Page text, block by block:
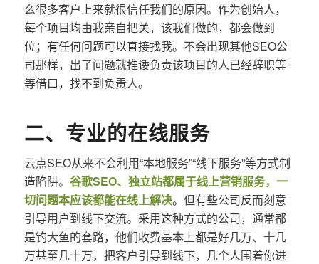
么很多客户上来就很信任我们的原因。作为创始人，
每个项目均由我亲自把关，该我们做的，都会做到
位；有任何问题可以直接找我。不会出现其他SEO公
司那样，出了问题就推诿负责该项目的人已经辞职等
等借口，找不到负责人。
二、专业的在线服务
云点SEO从来不会利用“本地服务”“线下服务”等方式制
造陷阱。 谷歌SEO、独立站都属于线上营销服务，一
切问题本应该都能在线上解决。但有些公司反而刻意
引导用户到线下交流。采用这种方式的公司，通常都
是钓大鱼的套路，他们收费基本上都是好几万、十几
万甚至几十万，把客户引导到线下，几个人围着你进